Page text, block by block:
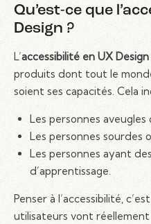
Qu’est-ce que
Design ?
L’accessibilité en UX Design
produits dont tout le
soient ses capacités. Cela
Les personnes
Les personnes sourdes
Les personnes ayant
d’apprentissage.
Penser à l’accessibilité,
utilisateurs vont